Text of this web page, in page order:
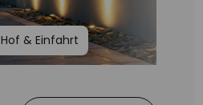
Hof & Einfahrt